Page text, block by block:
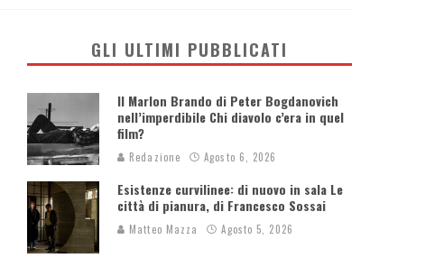
GLI ULTIMI PUBBLICATI
Il Marlon Brando di Peter Bogdanovich
nell’imperdibile Chi diavolo c’era in quel
film?
Redazione Agosto 6, 2026
Esistenze curvilinee: di nuovo in sala Le
città di pianura, di Francesco Sossai
Matteo Mazza Agosto 5, 2026